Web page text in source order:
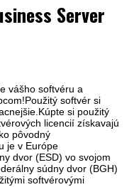
Server
vášho softvéru a
softvér si
si použitý
licencií získavajú
pôvodný
je v Európe
dvor (ESD) vo svojom
súdny dvor (BGH)
softvérovými